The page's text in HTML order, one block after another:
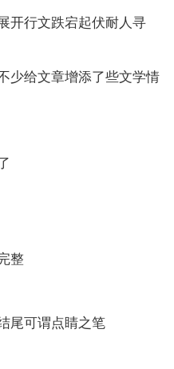
开行文跌宕起伏耐人寻
少给文章增添了些文学情
整
尾可谓点睛之笔